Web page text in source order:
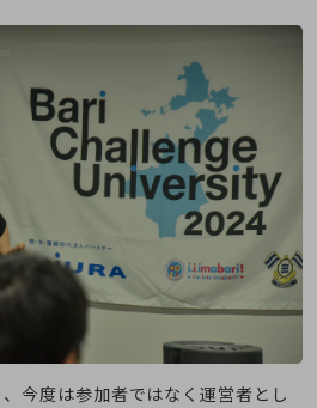
表
今度は参加者ではなく運営者とし